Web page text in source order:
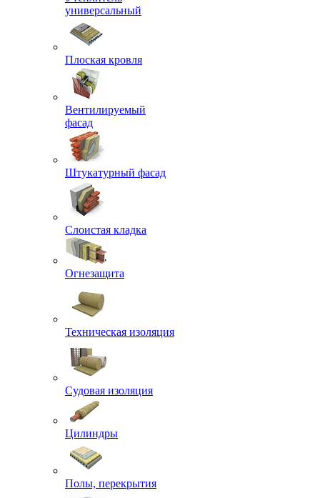
универсальный
Плоская кровля
Вентилируемый
фасад
Штукатурный фасад
Слоистая кладка
Огнезащита
Техническая изоляция
Судовая изоляция
Цилиндры
Полы, перекрытия